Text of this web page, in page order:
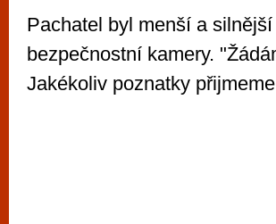
Pachatel byl menší a
bezpečnostní kamery.
Jakékoliv poznatky